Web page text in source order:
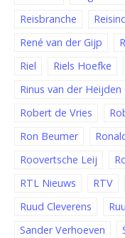
Reisbranche
René van der Gijp
Riel
Riels Hoefke
Rinus van der Heijden
Robert de Vries
Ron Beumer
Roovertsche Leij
RTL Nieuws
RTV
Ruud Cleverens
Sander Verhoeven